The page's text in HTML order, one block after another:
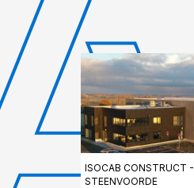
ISOCAB CONSTRUCT -
STEENVOORDE